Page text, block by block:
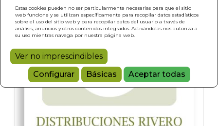
Estas cookies pueden no ser particularmente necesarias para que el sitio
web funcione y se utilizan específicamente para recopilar datos estadísticos
sobre el uso del sitio web y para recopilar datos del usuario a través de
análisis, anuncios y otros contenidos integrados. Activándolas nos autoriza a
su uso mientras navega por nuestra página web.
Ver no imprescindibles
Configurar
Básicas Aceptar todas